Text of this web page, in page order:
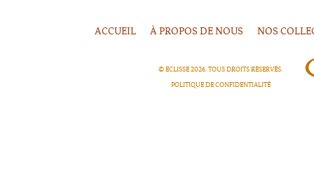
ACCUEIL À PROPOS DE NOUS NOS
© ECLISSE2026. TOUS DROITS RÉSERVÉS.
POLITIQUE DE CONFIDENTIALITÉ